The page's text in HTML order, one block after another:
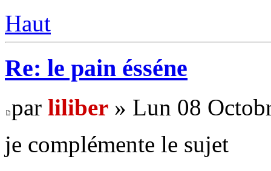
Haut
Re: le pain ésséne
par liliber » Lun 08
je complémente le sujet